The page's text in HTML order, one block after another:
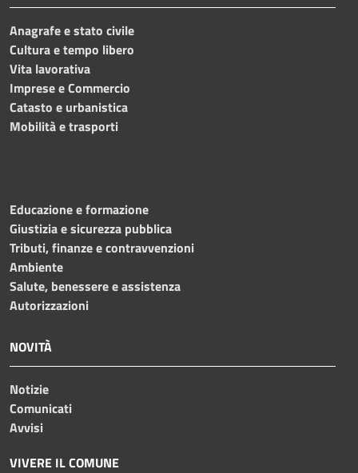
Anagrafe e stato civile
Cultura e tempo libero
Vita lavorativa
Imprese e Commercio
Catasto e urbanistica
Mobilità e trasporti
Educazione e formazione
Giustizia e sicurezza pubblica
Tributi, finanze e contravvenzioni
Ambiente
Salute, benessere e assistenza
Autorizzazioni
NOVITÀ
Notizie
Comunicati
Avvisi
VIVERE IL COMUNE